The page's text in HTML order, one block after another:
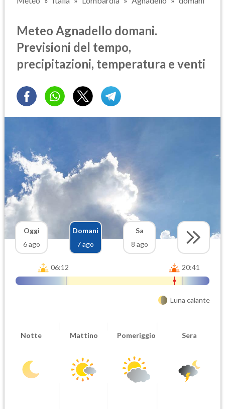
Meteo Agnadello domani.
Previsioni del tempo,
precipitazioni, temperatura e venti
Oggi
6 ago
Domani
7 ago
Sa
8 ago
06:12 20:41
Luna calante
Notte Mattino Pomeriggio Sera